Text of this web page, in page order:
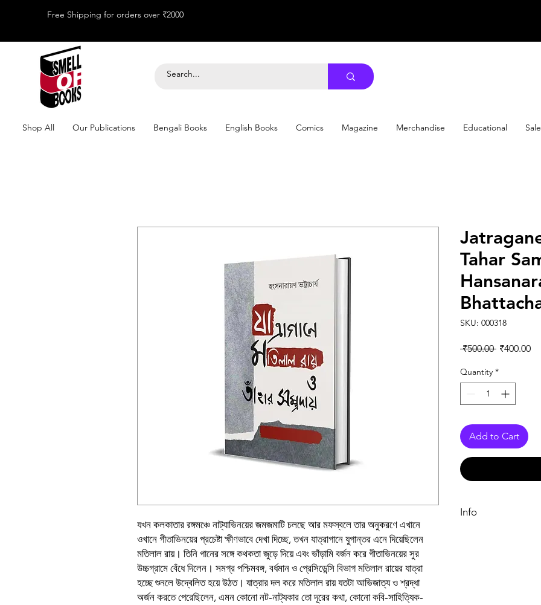
Free Shipping for orders over ₹2000
Shop All Our Publications Bengali Books English Books Comics Magazine Merchandise Educational Sale
যখন কলকাতার রঙ্গমঞ্চে নাট্যাভিনয়ের জমজমাটি চলছে আর মফস্বলে তার অনুকরণে এখানে
ওখানে গীতাভিনয়ের প্রচেষ্টা ক্ষীণভাবে দেখা দিচ্ছে, তখন যাত্রাগানে যুগান্তর এনে দিয়েছিলেন
মতিলাল রায়। তিনি গানের সঙ্গে কথকতা জুড়ে দিয়ে এবং ভাঁড়ামি বর্জন করে গীতাভিনয়ের সুর
উচ্চগ্রামে বেঁধে দিলেন। সমগ্র পশ্চিমবঙ্গ, বর্ধমান ও প্রেসিডেন্সি বিভাগ মতিলাল রায়ের যাত্রা
হচ্ছে শুনলে উদ্বেলিত হয়ে উঠত। যাত্রার দল করে মতিলাল রায় যতটা আভিজাত্য ও শ্রদ্ধা
অর্জন করতে পেরেছিলেন, এমন কোনো নট-নাট্যকার তো দূরের কথা, কোনো কবি-সাহিত্যিক-
Tahar
SKU: 000318
₹500.00 Regular
₹400.00
Quantity *
Add to Cart
Info